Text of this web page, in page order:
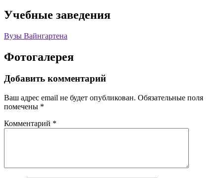
Учебные заведения
Вузы Вайнгартена
Фотогалерея
Добавить комментарий
Ваш адрес email не будет опубликован. Обязательные поля
помечены *
Комментарий *